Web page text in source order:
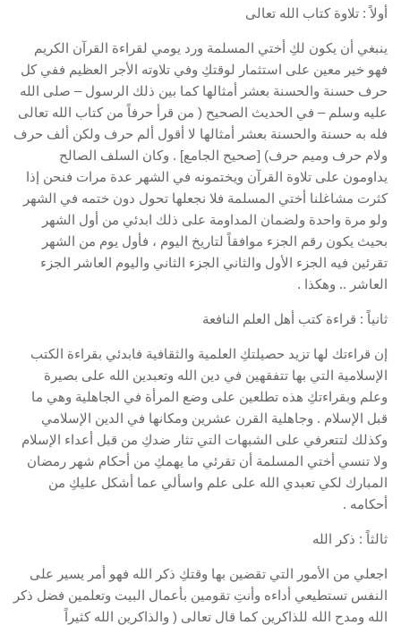
أولاً : تلاوة كتاب الله تعالى
ينبغي أن يكون لكِ أختي المسلمة ورد يومي لقراءة القرآن الكريم
فهو خير معين على استثمار لوقتكِ وفي تلاوته الأجر العظيم ففي كل
حرف حسنة والحسنة بعشر أمثالها كما بين ذلك الرسول – صلى الله
عليه وسلم – في الحديث الصحيح ( من قرأ حرفاً من كتاب الله تعالى
فله به حسنة والحسنة بعشر أمثالها لا أقول ألم حرف ولكن ألف حرف
ولام حرف وميم حرف) [صحيح الجامع] . وكان السلف الصالح
يداومون على تلاوة القرآن ويختمونه في الشهر عدة مرات فنحن إذا
كثرت مشاغلنا أختي المسلمة فلا نجعلها تحول دون ختمه في الشهر
ولو مرة واحدة ولضمان المداومة على ذلك ابدئي من أول الشهر
بحيث يكون رقم الجزء موافقاً لتاريخ اليوم ، فأول يوم من الشهر
تقرئين فيه الجزء الأول والثاني الجزء الثاني واليوم العاشر الجزء
العاشر .. وهكذا .
ثانياً : قراءة كتب أهل العلم النافعة
إن قراءتك لها تزيد حصيلتكِ العلمية والثقافية فابدئي بقراءة الكتب
الإسلامية التي بها تتفقهين في دين الله وتعبدين الله على بصيرة
وعلم وبقراءتكِ هذه تطلعين على وضع المرأة في الجاهلية وهي ما
قبل الإسلام . وجاهلية القرن عشرين ومكانها في الدين الإسلامي
وكذلك لتتعرفي على الشبهات التي تثار ضدكِ من قبل أعداء الإسلام
ولا تنسي أختي المسلمة أن تقرئي ما يهمكِ من أحكام شهر رمضان
المبارك لكي تعبدي الله على علم واسألي عما أشكل عليكِ من
أحكامه .
ثالثاً : ذكر الله
اجعلي من الأمور التي تقضين بها وقتكِ ذكر الله فهو أمر يسير على
النفس تستطيعي أداءه وأنتِ تقومين بأعمال البيت وتعلمين فضل ذكر
الله ومدح الله للذاكرين كما قال تعالى ( والذاكرين الله كثيراً